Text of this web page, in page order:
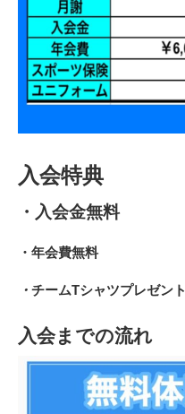
入会特典
・入会金無料
・年会費無料
・ チームTシャツプレゼント
入会までの流れ